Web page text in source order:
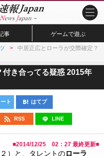
事 ゲームで遊ぶ
中居正広とローラが交際確定？
き合ってる疑惑 2015年
ト はてブ
RSS LINE
■2014/12/25 02：27 最終更新■
２）と、タレントのローラ